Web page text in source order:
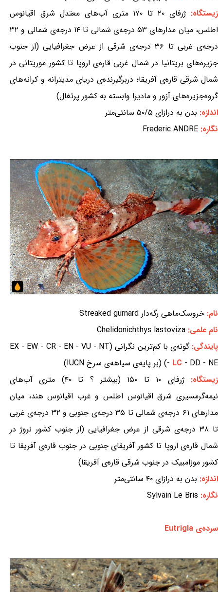
زیستگاه:
ژرفای ۲۰ تا ۱۷۰ متری آب‌های معتدل شرق اقیانوس
اطلس، میان مدارهای ۵۳ درجه‌ی شمالی تا ۱۴ درجه‌ی شمالی و ۳۲
درجه‌ی غربی تا ۳۶ درجه‌ی شرقی از عرض جغرافیایی (از جنوب
جزیره‌های بریتانیا در شمال غربی قاره‌ی اروپا تا کشور موریتانی در
شمال شرقی قاره‌ی آفریقا؛ دربرگیرنده‌ی دریای مدیترانه و کرانه‌های
گروه‌جزیره‌های آزور و مادیرا وابسته به کشور پرتغال)
اندازه: بدن به درازای ۵۰/۵ سانتی‌متر
نگاره: Frederic ANDRE
نام: خروسک‌ماهی رگه‌دار Streaked gurnard
نام علمی: Chelidonichthys lastoviza
پایندگی:
گونه‌ی با کم‌ترین نگرانی (EX - EW - CR - EN - VU - NT
- LC - DD - NE) (بر پایه‌ی سیاهه‌ی سرخ IUCN)
زیستگاه:
ژرفای ۱۰ تا ۱۵۰ (بیشتر ؟ تا ۴۰) متری آب‌های
نیمه‌گرمسیری شرق اقیانوس اطلس و غرب اقیانوس هند، میان
مدارهای ۶۱ درجه‌ی شمالی تا ۳۵ درجه‌ی جنوبی و ۳۲ درجه‌ی غربی
تا ۳۸ درجه‌ی شرقی از عرض جغرافیایی (از جنوب کشور نروژ در
شمال قاره‌ی اروپا تا کشور آفریقای جنوبی در جنوب قاره‌ی آفریقا تا
کشور موزامبیک در جنوب شرقی قاره‌ی آفریقا)
اندازه: بدن به درازای ۴۰ سانتی‌متر
نگاره: Sylvain Le Bris
سرده‌ی Eutrigla